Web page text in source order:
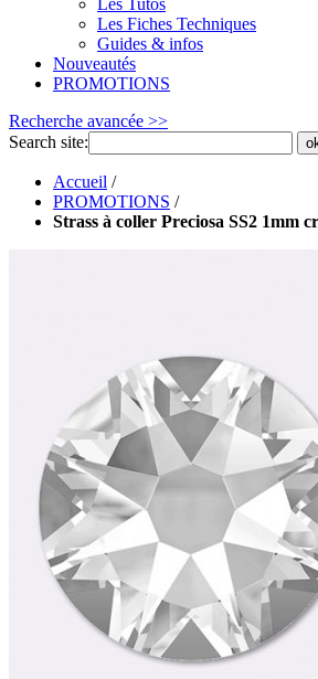
Les Tutos
Les Fiches Techniques
Guides & infos
Nouveautés
PROMOTIONS
Recherche avancée >>
Search site:
Accueil /
PROMOTIONS /
Strass à coller Preciosa SS2 1mm